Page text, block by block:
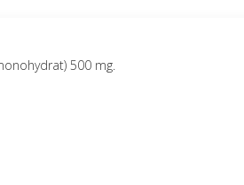
500 mg.